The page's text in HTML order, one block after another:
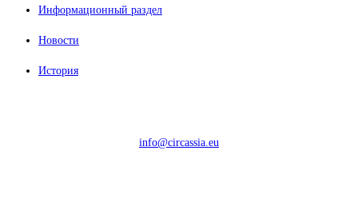
Информационный раздел
Новости
История
info@circassia.eu